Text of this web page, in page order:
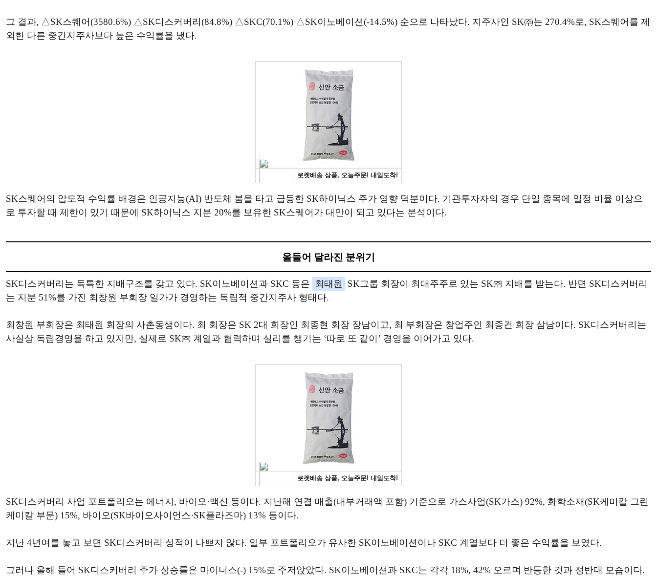
그 결과, △SK스퀘어(3580.6%) △SK디스커버리(84.8%) △SKC(70.1%) △SK이노베이션(-14.5%) 순으로 나타났다. 지주사인 SK㈜는 270.4%로, SK스퀘어를 제
외한 다른 중간지주사보다 높은 수익률을 냈다.
SK스퀘어의 압도적 수익률 배경은 인공지능(AI) 반도체 붐을 타고 급등한 SK하이닉스 주가 영향 덕분이다. 기관투자자의 경우 단일 종목에 일정 비율 이상으
로 투자할 때 제한이 있기 때문에 SK하이닉스 지분 20%를 보유한 SK스퀘어가 대안이 되고 있다는 분석이다.
올들어 달라진 분위기
SK디스커버리는 독특한 지배구조를 갖고 있다. SK이노베이션과 SKC 등은 최태원
SK그룹 회장이 최대주주로 있는 SK㈜ 지배를 받는다. 반면 SK디스커버리
는 지분 51%를 가진 최창원 부회장 일가가 경영하는 독립적 중간지주사 형태다.
최창원 부회장은 최태원 회장의 사촌동생이다. 최 회장은 SK 2대 회장인 최종현 회장 장남이고, 최 부회장은 창업주인 최종건 회장 삼남이다. SK디스커버리는
사실상 독립경영을 하고 있지만, 실제로 SK㈜ 계열과 협력하며 실리를 챙기는 ‘따로 또 같이’ 경영을 이어가고 있다.
SK디스커버리 사업 포트폴리오는 에너지, 바이오·백신 등이다. 지난해 연결 매출(내부거래액 포함) 기준으로 가스사업(SK가스) 92%, 화학소재(SK케미칼 그린
케미칼 부문) 15%, 바이오(SK바이오사이언스·SK플라즈마) 13% 등이다.
지난 4년여를 놓고 보면 SK디스커버리 성적이 나쁘지 않다. 일부 포트폴리오가 유사한 SK이노베이션이나 SKC 계열보다 더 좋은 수익률을 보였다.
그러나 올해 들어 SK디스커버리 주가 상승률은 마이너스(-) 15%로 주저앉았다. SK이노베이션과 SKC는 각각 18%, 42% 오르며 반등한 것과 정반대 모습이다.